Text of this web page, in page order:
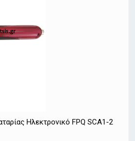
Ηλεκτρονικό FPQ SCA1-2